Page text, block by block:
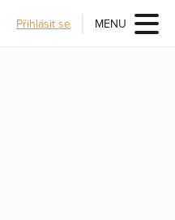
Přihlásit se MENU